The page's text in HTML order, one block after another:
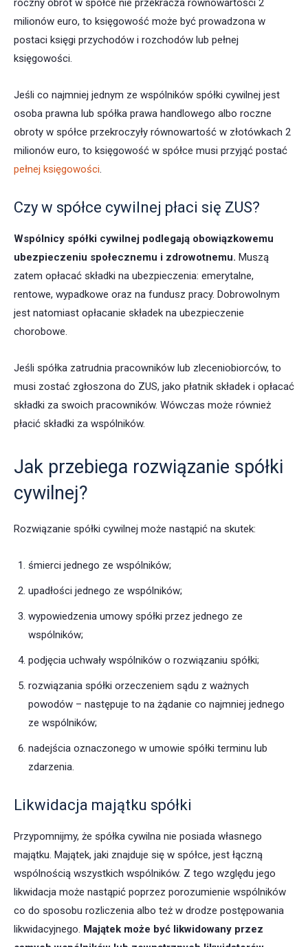
roczny obrót w spółce nie przekracza równowartości 2
milionów euro, to księgowość może być prowadzona w
postaci księgi przychodów i rozchodów lub pełnej
księgowości.
Jeśli co najmniej jednym ze wspólników spółki cywilnej jest
osoba prawna lub spółka prawa handlowego albo roczne
obroty w spółce przekroczyły równowartość w złotówkach 2
milionów euro, to księgowość w spółce musi przyjąć postać
pełnej księgowości.
Czy w spółce cywilnej płaci się ZUS?
Wspólnicy spółki cywilnej podlegają obowiązkowemu
ubezpieczeniu społecznemu i zdrowotnemu. Muszą
zatem opłacać składki na ubezpieczenia: emerytalne,
rentowe, wypadkowe oraz na fundusz pracy. Dobrowolnym
jest natomiast opłacanie składek na ubezpieczenie
chorobowe.
Jeśli spółka zatrudnia pracowników lub zleceniobiorców, to
musi zostać zgłoszona do ZUS, jako płatnik składek i opłacać
składki za swoich pracowników. Wówczas może również
płacić składki za wspólników.
Jak przebiega rozwiązanie spółki
cywilnej?
Rozwiązanie spółki cywilnej może nastąpić na skutek:
śmierci jednego ze wspólników;
upadłości jednego ze wspólników;
wypowiedzenia umowy spółki przez jednego ze
wspólników;
podjęcia uchwały wspólników o rozwiązaniu spółki;
rozwiązania spółki orzeczeniem sądu z ważnych
powodów – następuje to na żądanie co najmniej jednego
ze wspólników;
nadejścia oznaczonego w umowie spółki terminu lub
zdarzenia.
Likwidacja majątku spółki
Przypomnijmy, że spółka cywilna nie posiada własnego
majątku. Majątek, jaki znajduje się w spółce, jest łączną
wspólnością wszystkich wspólników. Z tego względu jego
likwidacja może nastąpić poprzez porozumienie wspólników
co do sposobu rozliczenia albo też w drodze postępowania
likwidacyjnego. Majątek może być likwidowany przez